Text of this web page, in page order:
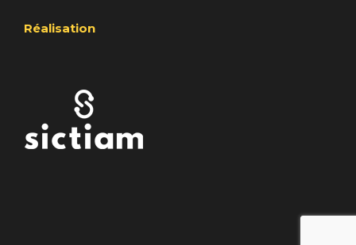
Réalisation